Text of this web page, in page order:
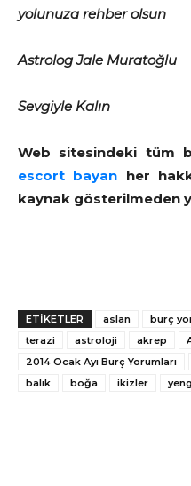
yolunuza rehber olsun
Astrolog Jale Muratoğlu
Sevgiyle Kalın
Web sitesindeki tüm
escort bayan her
kaynak gösterilmeden
ETİKETLER aslan burç
terazi
astroloji akrep
2014 Ocak Ayı Burç Yorumları
balık
boğa ikizler